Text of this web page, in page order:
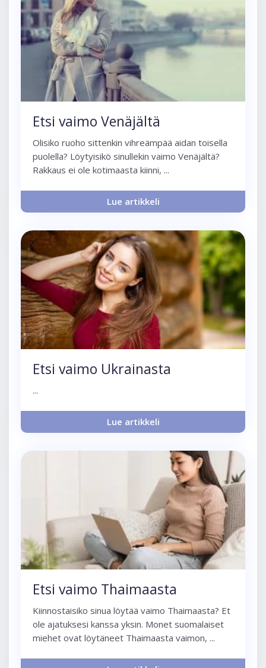
Etsi vaimo Venäjältä
Olisiko ruoho sittenkin vihreämpää aidan toisella
puolella? Löytyisikö sinullekin vaimo Venäjältä?
Rakkaus ei ole kotimaasta kiinni, ...
Lue artikkeli
Etsi vaimo Ukrainasta
...
Lue artikkeli
Etsi vaimo Thaimaasta
Kiinnostaisiko sinua löytää vaimo Thaimaasta? Et
ole ajatuksesi kanssa yksin. Monet suomalaiset
miehet ovat löytäneet Thaimaasta vaimon, ...